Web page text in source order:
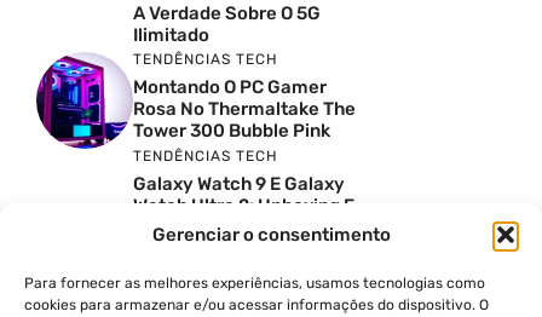
Gerenciar o consentimento
Para fornecer as melhores experiências, usamos tecnologias como
cookies para armazenar e/ou acessar informações do dispositivo. O
A Verdade Sobre O 5G
Ilimitado
TENDÊNCIAS TECH
Montando O PC Gamer
Rosa No Thermaltake The
Tower 300 Bubble Pink
TENDÊNCIAS TECH
Galaxy Watch 9 E Galaxy
Watch Ultra 2: Unboxing E
Preço No Brasil
Reviews Do YouTube Sao
Confiaveis? A Verdade Nao